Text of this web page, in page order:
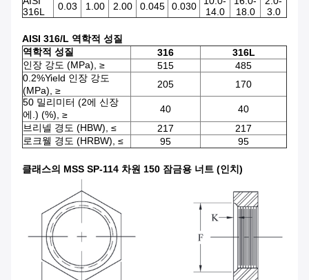
316L
0.03 1.00 2.00 0.045 0.030
14.0
18.0
3.0
AISI 316/L 역학적 성질
역학적 성질
316
316L
인장 강도 (MPa), ≥
515
485
0.2%Yield 인장 강도
(MPa), ≥
205
170
50 밀리미터 (2에 신장
에.) (%), ≥
40
40
브리넬 경도 (HBW), ≤
217
217
로크웰 경도 (HRBW), ≤
95 95
클래스의 MSS SP-114 차원 150 잠금용 너트 (인치)